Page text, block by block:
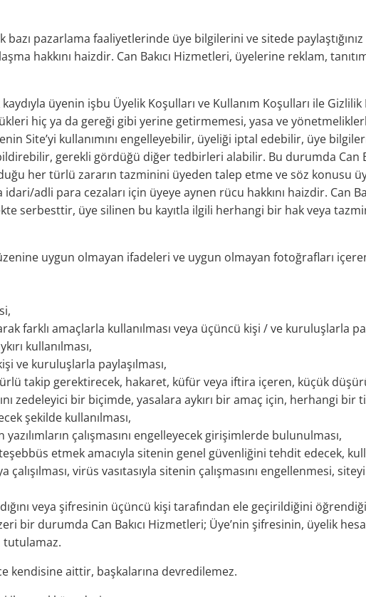
bazı pazarlama faaliyetlerinde üye bilgilerini ve sitede
hakkını haizdir. Can Bakıcı Hizmetleri, üyelerine reklam,
üyenin işbu Üyelik Koşulları ve Kullanım Koşulları ile
hiç ya da gereği gibi yerine getirmemesi, yasa ve
Site’yi kullanımını engelleyebilir, üyeliği iptal edebilir, üye
gerekli gördüğü diğer tedbirleri alabilir. Bu durumda Can
her türlü zararın tazminini üyeden talep etme ve söz konusu
adli para cezaları için üyeye aynen rücu hakkını haizdir. Can
serbesttir, üye silinen bu kayıtla ilgili herhangi bir hak veya
uygun olmayan ifadeleri ve uygun olmayan fotoğrafları
farklı amaçlarla kullanılması veya üçüncü kişi / ve kuruluşlarla
kullanılması,
ve kuruluşlarla paylaşılması,
takip gerektirecek, hakaret, küfür veya iftira içeren, küçük
zedeleyici bir biçimde, yasalara aykırı bir amaç için, herhangi
şekilde kullanılması,
çalışmasını engelleyecek girişimlerde bulunulması,
etmek amacıyla sitenin genel güvenliğini tehdit edecek,
çalışılması, virüs vasıtasıyla sitenin çalışmasını engellenmesi,
veya şifresinin üçüncü kişi tarafından ele geçirildiğini
bir durumda Can Bakıcı Hizmetleri; Üye’nin şifresinin, üyelik
tutulamaz.
kendisine aittir, başkalarına devredilemez.